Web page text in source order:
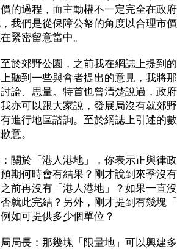
的過程，而主動權不一定完全在政
我們是從保障公帑的角度以合理市
緊密留意當中。
郊野公園，之前我在網誌上提到的
聽到一些與會者提出的意見，我將
論、思量。特首也曾清楚說過，政
亦可以跟大家說，發展局沒有就郊
進行地區諮詢。至於網誌上引述的
意。
關於「港人港地」，你表示正與律
預期何時會有結果？剛才說到來季沒
前再沒有「港人港地」？如果一直
就此完結？另外，剛才提到有幾塊
如可提供多少個單位？
局長：那幾塊「限量地」可以興建